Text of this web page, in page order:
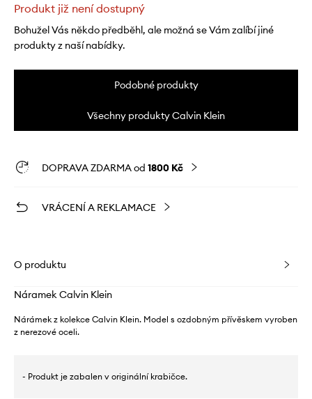
Produkt již není dostupný
Bohužel Vás někdo předběhl, ale možná se Vám zalíbí jiné
produkty z naší nabídky.
Podobné produkty
Všechny produkty Calvin Klein
DOPRAVA ZDARMA od 1800 Kč
VRÁCENÍ A REKLAMACE
O produktu
Náramek Calvin Klein
Nárámek z kolekce Calvin Klein. Model s ozdobným přívěskem vyroben
z nerezové oceli.
- Produkt je zabalen v originální krabičce.